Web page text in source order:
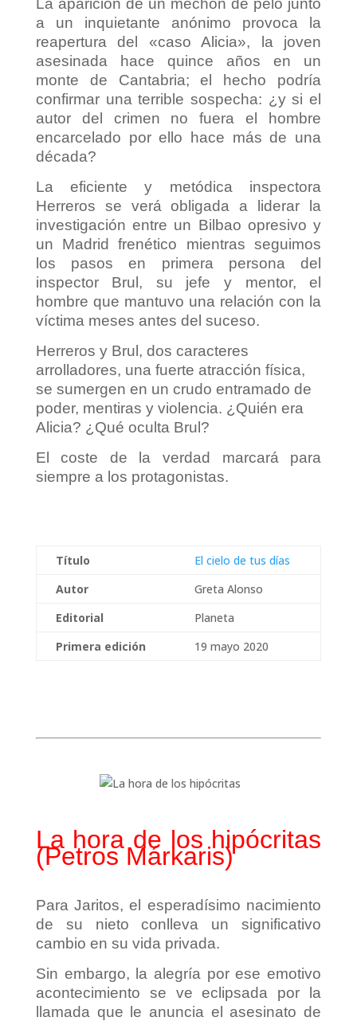
La aparición de un mechón de pelo junto
a un inquietante anónimo provoca la
reapertura del «caso Alicia», la joven
asesinada hace quince años en un
monte de Cantabria; el hecho podría
confirmar una terrible sospecha: ¿y si el
autor del crimen no fuera el hombre
encarcelado por ello hace más de una
década?
La eficiente y metódica inspectora
Herreros se verá obligada a liderar la
investigación entre un Bilbao opresivo y
un Madrid frenético mientras seguimos
los pasos en primera persona del
inspector Brul, su jefe y mentor, el
hombre que mantuvo una relación con la
víctima meses antes del suceso.
Herreros y Brul, dos caracteres
arrolladores, una fuerte atracción física,
se sumergen en un crudo entramado de
poder, mentiras y violencia. ¿Quién era
Alicia? ¿Qué oculta Brul?
El coste de la verdad marcará para
siempre a los protagonistas.
Título
El cielo de tus días
Autor
Greta Alonso
Editorial
Planeta
Primera edición
19 mayo 2020
La hora de los hipócritas
(Petros Márkaris)
Para Jaritos, el esperadísimo nacimiento
de su nieto conlleva un significativo
cambio en su vida privada.
Sin embargo, la alegría por ese emotivo
acontecimiento se ve eclipsada por la
llamada que le anuncia el asesinato de